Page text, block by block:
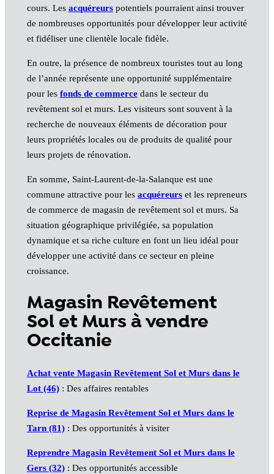
cours. Les acquéreurspotentiels pourraient ainsi trouver
de nombreuses opportunités pour développer leur activité
et fidéliser une clientèle locale fidèle.
En outre, la présence de nombreux touristes tout au long
de l’année représente une opportunité supplémentaire
pour les fonds de commercedans le secteur du
revêtement sol et murs. Les visiteurs sont souvent à la
recherche de nouveaux éléments de décoration pour
leurs propriétés locales ou de produits de qualité pour
leurs projets de rénovation.
En somme, Saint-Laurent-de-la-Salanque est une
commune attractive pour les acquéreurset les repreneurs
de commerce de magasin de revêtement sol et murs. Sa
situation géographique privilégiée, sa population
dynamique et sa riche culture en font un lieu idéal pour
développer une activité dans ce secteur en pleine
croissance.
Magasin Revêtement
Sol et Murs à vendre
Occitanie
Achat vente Magasin Revêtement Sol et Murs dans le
Lot (46): Des affaires rentables
Reprise de Magasin Revêtement Sol et Murs dans le
Tarn (81): Des opportunités à visiter
Reprendre Magasin Revêtement Sol et Murs dans le
Gers (32): Des opportunités accessible